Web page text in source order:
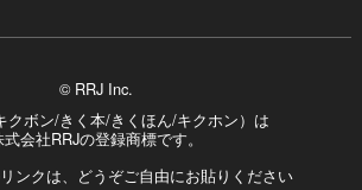
© RRJ Inc.
クボン/きく本/きくほん/キクホン）は
式会社RRJの登録商標です。
ンクは、どうぞご自由にお貼りください